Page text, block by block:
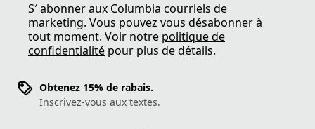
S′ abonner aux Columbia courriels de
marketing. Vous pouvez vous désabonner à
tout moment. Voir notre politique de
confidentialité pour plus de détails.
Obtenez 15% de rabais.
Inscrivez-vous aux textes.